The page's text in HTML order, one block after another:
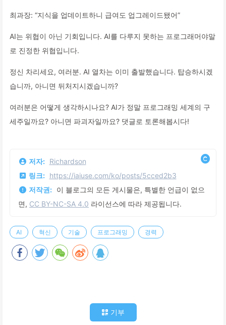
최과장: “지식을 업데이트하니 급여도 업그레이드됐어”
AI는 위협이 아닌 기회입니다. AI를 다루지 못하는 프로그래머야말
로 진정한 위협입니다.
정신 차리세요, 여러분. AI 열차는 이미 출발했습니다. 탑승하시겠
습니까, 아니면 뒤처지시겠습니까?
여러분은 어떻게 생각하시나요? AI가 정말 프로그래밍 세계의 구
세주일까요? 아니면 파괴자일까요? 댓글로 토론해봅시다!
저자: Richardson
링크: https://iaiuse.com/ko/posts/5cced2b3
저작권: 이 블로그의 모든 게시물은, 특별한 언급이 없으
면, CC BY-NC-SA 4.0 라이선스에 따라 제공됩니다.
AI 혁신 기술 프로그래밍 경력
기부